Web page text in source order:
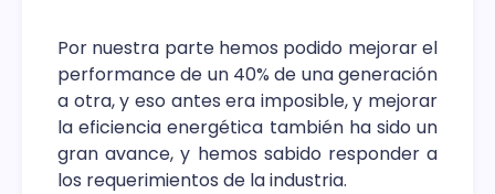
Por nuestra parte hemos podido mejorar el
performance de un 40% de una generación
a otra, y eso antes era imposible, y mejorar
la eficiencia energética también ha sido un
gran avance, y hemos sabido responder a
los requerimientos de la industria.